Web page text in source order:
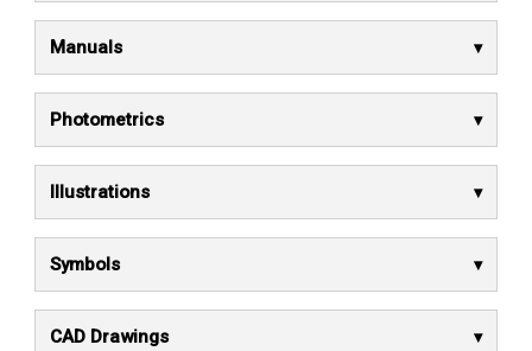
Manuals
Photometrics
Illustrations
Symbols
CAD Drawings